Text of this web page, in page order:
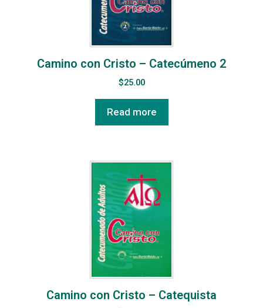
Camino con Cristo – Catecúmeno 2
$25.00
Read more
Camino con Cristo – Catequista